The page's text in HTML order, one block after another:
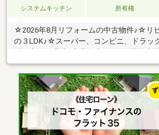
システムキッチン 所有権
☆2026年8月リフォームの中古物件♪☆リ
の３LDK♪☆スーパー、コンビニ、ドラッ
中学校・・1，800ｍ☆住宅の内覧ご予約
す。 お電話「055-928-7300」または資
をお待ちしております。☆住宅ローン☆不
銀行選択で100万円もの差が出ることを
はこれまでの実績や経験をもとにお客様
ジナルプランのご提案が出来ます。☆現
ます。